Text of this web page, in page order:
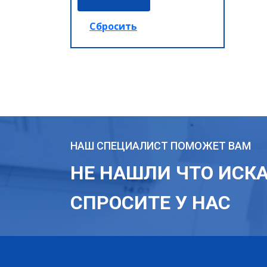
НАШ СПЕЦИАЛИСТ ПОМОЖЕТ ВАМ
НЕ НАШЛИ ЧТО
СПРОСИТЕ У НАС